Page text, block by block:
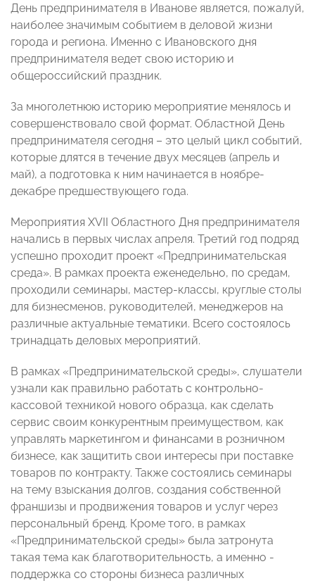
День предпринимателя в Иванове является, пожалуй,
наиболее значимым событием в деловой жизни
города и региона. Именно с Ивановского дня
предпринимателя ведет свою историю и
общероссийский праздник.
За многолетнюю историю мероприятие менялось и
совершенствовало свой формат. Областной День
предпринимателя сегодня – это целый цикл событий,
которые длятся в течение двух месяцев (апрель и
май), а подготовка к ним начинается в ноябре-
декабре предшествующего года.
Мероприятия XVII Областного Дня предпринимателя
начались в первых числах апреля. Третий год подряд
успешно проходит проект «Предпринимательская
среда». В рамках проекта еженедельно, по средам,
проходили семинары, мастер-классы, круглые столы
для бизнесменов, руководителей, менеджеров на
различные актуальные тематики. Всего состоялось
тринадцать деловых мероприятий.
В рамках «Предпринимательской среды», слушатели
узнали как правильно работать с контрольно-
кассовой техникой нового образца, как сделать
сервис своим конкурентным преимуществом, как
управлять маркетингом и финансами в розничном
бизнесе, как защитить свои интересы при поставке
товаров по контракту. Также состоялись семинары
на тему взыскания долгов, создания собственной
франшизы и продвижения товаров и услуг через
персональный бренд. Кроме того, в рамках
«Предпринимательской среды» была затронута
такая тема как благотворительность, а именно -
поддержка со стороны бизнеса различных